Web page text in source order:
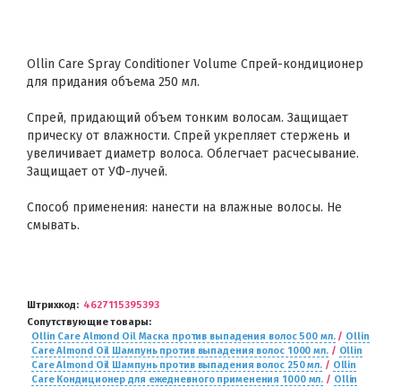
Ollin Care Spray Conditioner Volume Спрей-кондиционер
для придания объема 250 мл.
Спрей, придающий объем тонким волосам. Защищает
прическу от влажности. Спрей укрепляет стержень и
увеличивает диаметр волоса. Облегчает расчесывание.
Защищает от УФ-лучей.
Способ применения: нанести на влажные волосы. Не
смывать.
Штрихкод
4627115395393
Сопутствующие товары
Ollin Care Almond Oil Маска против выпадения волос 500 мл./ Ollin
Care Almond Oil Шампунь против выпадения волос 1000 мл./ Ollin
Care Almond Oil Шампунь против выпадения волос 250 мл./ Ollin
Care Кондиционер для ежедневного применения 1000 мл. / Ollin